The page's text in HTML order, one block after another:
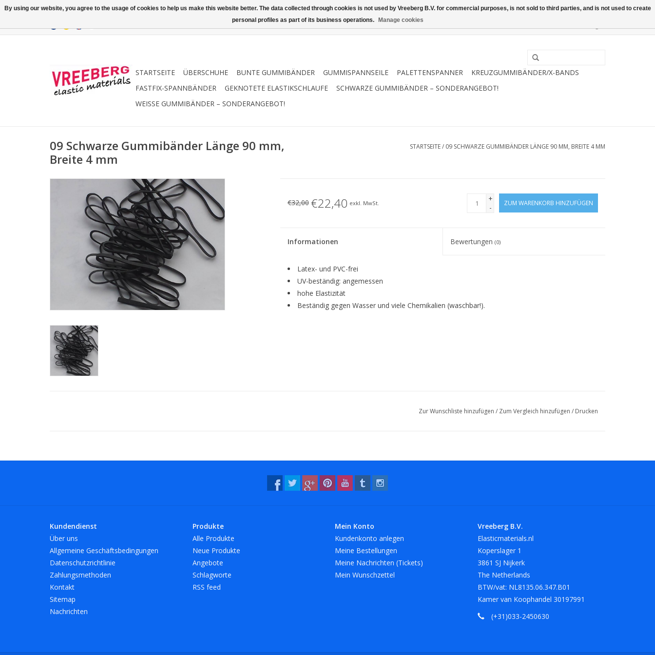
STARTSEITE ÜBERSCHUHE BUNTE GUMMIBÄNDER GUMMISPANNSEILE PALETTENSPANNER
KREUZGUMMIBÄNDER/X-BANDS
FASTFIX-SPANNBÄNDER
GEKNOTETE ELASTIKSCHLAUFE
SCHWARZE GUMMIBÄNDER – SONDERANGEBOT!
WEISSE GUMMIBÄNDER – SONDERANGEBOT!
09 Schwarze Gummibänder Länge 90 mm,
Breite 4 mm
STARTSEITE/ 09 SCHWARZE GUMMIBÄNDER LÄNGE 90 MM, BREITE 4 MM
€32,00 €22,40 exkl. MwSt.
+
-
ZUM WARENKORB HINZUFÜGEN
Informationen Bewertungen(0)
Latex- und PVC-frei
UV-beständig: angemessen
hohe Elastizität
Beständig gegen Wasser und viele Chemikalien (waschbar!).
Zur Wunschliste hinzufügen / Zum Vergleich hinzufügen / Drucken
Kundendienst
Über uns
Allgemeine Geschäftsbedingungen
Datenschutzrichtlinie
Zahlungsmethoden
Kontakt
Sitemap
Nachrichten
Produkte
Alle Produkte
Neue Produkte
Angebote
Schlagworte
RSS feed
Mein Konto
Kundenkonto anlegen
Meine Bestellungen
Meine Nachrichten (Tickets)
Mein Wunschzettel
Vreeberg B.V.
Elasticmaterials.nl
Koperslager 1
3861 SJ Nijkerk
The Netherlands
BTW/vat: NL8135.06.347.B01
Kamer van Koophandel 30197991
(+31)033-2450630
By using our website, you agree to the usage of cookies to help us make this website better. The data collected through cookies is not used by Vreeberg B.V. for commercial purposes, is not sold to third parties, and is not used to create
personal profiles as part of its business operations.
Manage cookies